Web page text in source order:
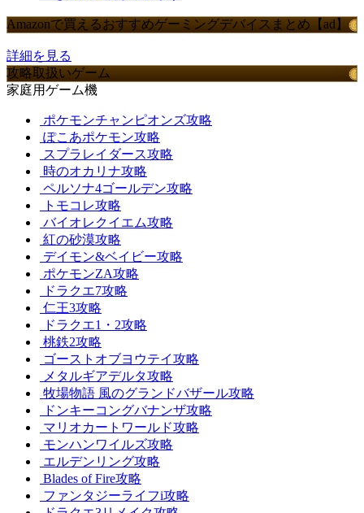
Amazonで買えるおすすめゲーミングデバイスまとめ【ad】
詳細を見る
攻略取扱いゲーム
家庭用ゲーム機
ポケモンチャンピオンズ攻略
ぽこあポケモン攻略
スプラレイダース攻略
時のオカリナ攻略
ペルソナ4ゴールデン攻略
トモコレ攻略
バイオレクイエム攻略
紅の砂漠攻略
デイモン&ベイビー攻略
ポケモンZA攻略
ドラクエ7攻略
仁王3攻略
ドラクエ1・2攻略
桃鉄2攻略
ゴーストオブヨウテイ攻略
メタルギアデルタ攻略
牧場物語 風のグランドバザール攻略
ドンキーコングバナンザ攻略
マリオカートワールド攻略
モンハンワイルズ攻略
エルデンリング攻略
Blades of Fire攻略
ファンタジーライフi攻略